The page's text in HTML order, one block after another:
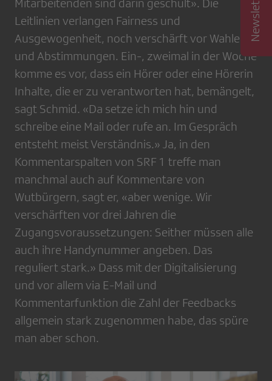
Mitarbeitenden sind darin geschult». Die
Leitlinien verlangen Fairness und
Ausgewogenheit, noch verschärft vor Wahlen
und Abstimmungen. Ein-, zweimal in der Woche
komme es vor, dass ein Hörer oder eine Hörerin
Inhalte, die er zu verantworten hat, bemängelt,
sagt Schmid. «Da setze ich mich hin und
schreibe eine Mail oder rufe an. Im Gespräch
entsteht meist Verständnis.» Ja, in den
Kommentarspalten von SRF 1 treffe man
manchmal auch auf Kommentare von
Wutbürgern, sagt er, «aber wenige. Wir
verschärften vor drei Jahren die
Zugangsvoraussetzungen: Seither müssen alle
auch ihre Handynummer angeben. Das
reguliert stark.» Dass mit der Digitalisierung
und vor allem via E-Mail und
Kommentarfunktion die Zahl der Feedbacks
allgemein stark zugenommen habe, das spüre
man aber schon.